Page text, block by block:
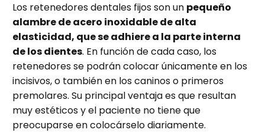
Los retenedores dentales fijos son un pequeño
alambre de acero inoxidable de alta
elasticidad, que se adhiere a la parte interna
de los dientes. En función de cada caso, los
retenedores se podrán colocar únicamente en los
incisivos, o también en los caninos o primeros
premolares. Su principal ventaja es que resultan
muy estéticos y el paciente no tiene que
preocuparse en colocárselo diariamente.